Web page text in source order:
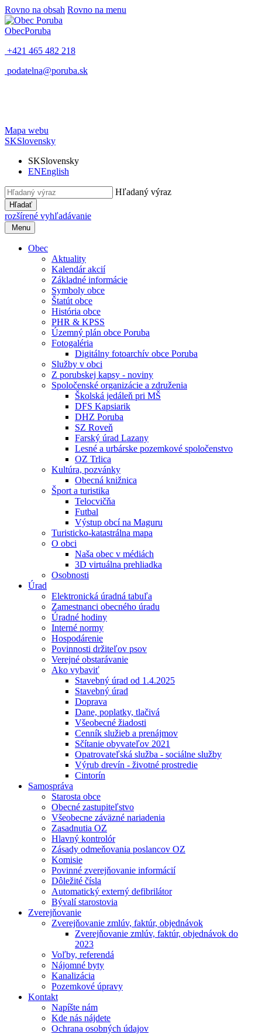
Rovno na obsah Rovno na menu
ObecPoruba
+421 465 482 218
podatelna@poruba.sk
Mapa webu
SKSlovensky
SKSlovensky
ENEnglish
Hľadaný výraz
Hľadať
rozšírené vyhľadávanie
Menu
Obec
Aktuality
Kalendár akcií
Základné informácie
Symboly obce
Štatút obce
História obce
PHR & KPSS
Územný plán obce Poruba
Fotogaléria
Digitálny fotoarchív obce Poruba
Služby v obci
Z porubskej kapsy - noviny
Spoločenské organizácie a združenia
Školská jedáleň pri MŠ
DFS Kapsiarik
DHZ Poruba
SZ Roveň
Farský úrad Lazany
Lesné a urbárske pozemkové spoločenstvo
OZ Trlica
Kultúra, pozvánky
Obecná knižnica
Šport a turistika
Telocvičňa
Futbal
Výstup obcí na Maguru
Turisticko-katastrálna mapa
O obci
Naša obec v médiách
3D virtuálna prehliadka
Osobnosti
Úrad
Elektronická úradná tabuľa
Zamestnanci obecného úradu
Úradné hodiny
Interné normy
Hospodárenie
Povinnosti držiteľov psov
Verejné obstarávanie
Ako vybaviť
Stavebný úrad od 1.4.2025
Stavebný úrad
Doprava
Dane, poplatky, tlačivá
Všeobecné žiadosti
Cenník služieb a prenájmov
Sčítanie obyvateľov 2021
Opatrovateľská služba - sociálne služby
Výrub drevín - životné prostredie
Cintorín
Samospráva
Starosta obce
Obecné zastupiteľstvo
Všeobecne záväzné nariadenia
Zasadnutia OZ
Hlavný kontrolór
Zásady odmeňovania poslancov OZ
Komisie
Povinné zverejňovanie informácií
Dôležité čísla
Automatický externý defibrilátor
Bývalí starostovia
Zverejňovanie
Zverejňovanie zmlúv, faktúr, objednávok
Zverejňovanie zmlúv, faktúr, objednávok do
2023
Voľby, referendá
Nájomné byty
Kanalizácia
Pozemkové úpravy
Kontakt
Napíšte nám
Kde nás nájdete
Ochrana osobných údajov